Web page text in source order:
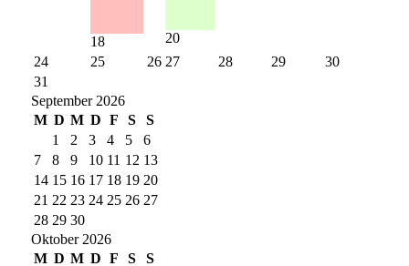
18 20
24 25 26 27 28 29
30
31
September 2026
M D M D F S
S
1
2 3 4 5
6
7
8 9 10 11 12 13
14 15 16 17 18 19 20
21 22 23 24 25 26 27
28 29 30
Oktober 2026
M D M D F S S